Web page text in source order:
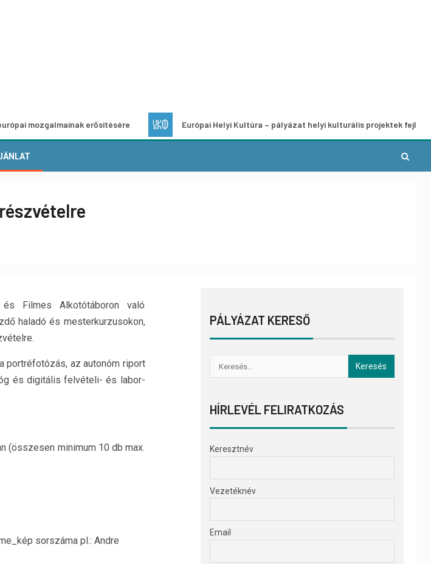
erősítésére Európai Helyi Kultúra – pályázat helyi kulturális projektek fejlesztésére
Filmes Alkotótáboron való
haladó és mesterkurzusokon,
portréfotózás, az autonóm riport
és digitális felvételi- és labor-
(összesen minimum 10 db max.
sorszáma pl.: Andre
PÁLYÁZAT KERESŐ
HÍRLEVÉL FELIRATKOZÁS
Keresztnév
Vezetéknév
Email